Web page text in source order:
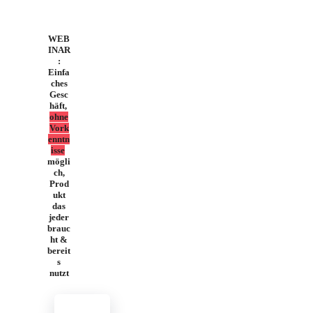
WEB
INAR
:
Einfa
ches
Gesc
häft,
ohne
Vork
enntn
isse
mögli
ch,
Prod
ukt
das
jeder
brauc
ht &
bereit
s
nutzt